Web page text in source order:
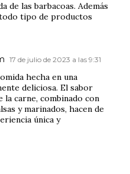
de las barbacoas. Además
tipo de productos
17 de julio de 2023 a las 9:31
hecha en una
deliciosa. El sabor
la carne, combinado con
y marinados, hacen de
única y